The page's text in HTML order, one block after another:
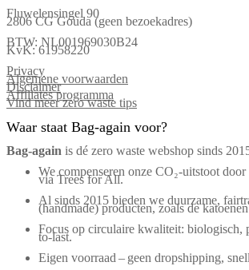
Fluwelensingel 90
2806 CG Gouda (geen bezoekadres)
BTW: NL001969030B24
KvK: 61958220
Privacy
Algemene voorwaarden
Disclaimer
Affiliates programma
Vind meer zero waste tips
Waar staat Bag-again voor?
Bag‑again is dé zero waste webshop sinds
We compenseren onze CO₂-uitstoot
via Trees for All.
Al sinds 2015 bieden we duurzame,
(handmade) producten, zoals de
Focus op circulaire kwaliteit: biologisch,
to-last.
Eigen voorraad – geen dropshipping,